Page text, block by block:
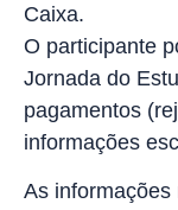
Caixa.
O participante
Jornada do
pagamentos
informações
As informações